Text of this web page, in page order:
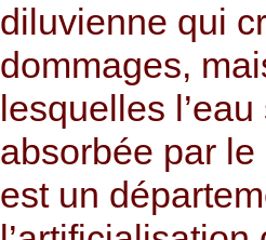
diluvienne qui
dommages,
lesquelles
absorbée par
est un